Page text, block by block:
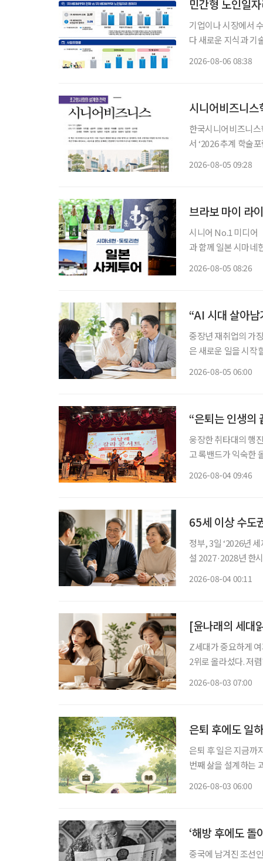
민간형 노인일
기업이나 시장에서
다 새로운 지식과 기
2026-08-06 08:38
시니어비즈니
한국시니어비즈니
서 ‘2026 추계 학술
2026-08-05 09:28
브라보 마이 라
시니어 No.1 미디어
과 함께 일본 시마네
2026-08-05 08:26
“AI 시대 살아
중장년 재취업의 가
은 새로운 일을 시작
2026-08-05 06:00
“은퇴는 인생의
웅장한 취타대의 행
고 록밴드가 익숙한
2026-08-04 09:46
65세 이상 수도
정부, 3일 ‘2026년 세제개편안’ 발표 ‘고령 1주택자
설 2027·2028년 한시 시행,
2026-08-04 00:11
[윤나래의 세대
Z세대가 중요하게
2위로 올라섰다. 저
2026-08-03 07:00
은퇴 후에도 일
은퇴 후 일은 지금까
번째 삶을 설계하는 과정이다. 은퇴를 앞뒀거나 회사를 나온 뒤
2026-08-03 06:00
‘해방 후에도
중국에 남겨진 조선